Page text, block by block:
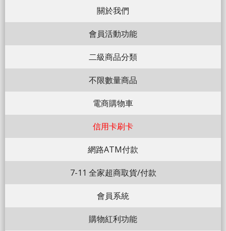
關於我們
會員活動功能
二級商品分類
不限數量商品
電商購物車
信用卡刷卡
網路ATM付款
7-11 全家超商取貨/付款
會員系統
購物紅利功能